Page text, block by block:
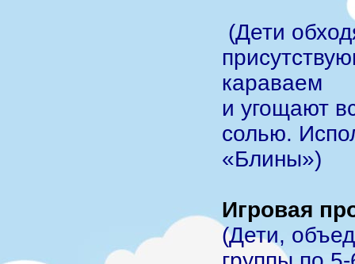
(Дети
караваем
и угощают
солью.
«Блины»)
Игровая
(Дети,